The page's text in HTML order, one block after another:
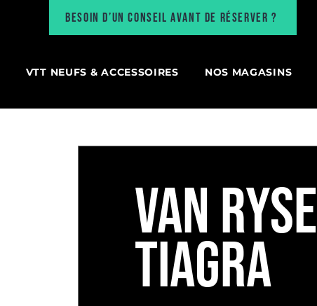
Besoin d’un conseil avant de réserver ?
VTT NEUFS & ACCESSOIRES NOS MAGASINS
VAN
TIAGRA